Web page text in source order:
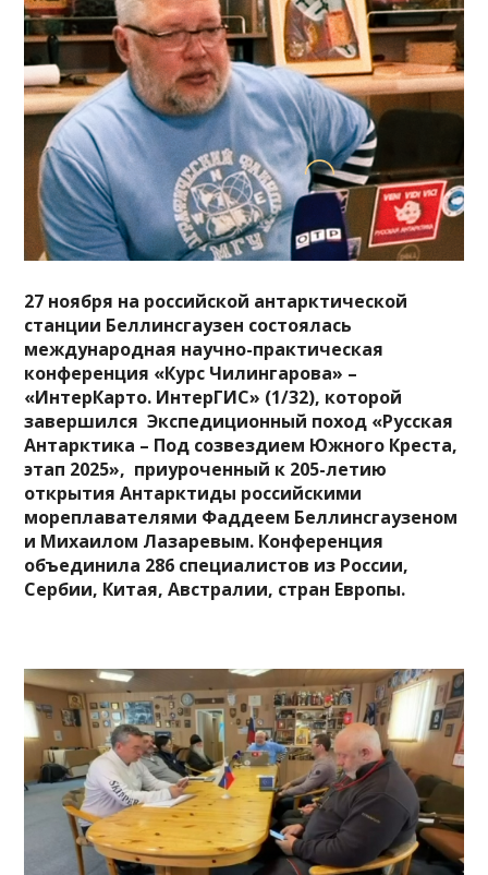
27 ноября на российской антарктической
станции Беллинсгаузен состоялась
международная научно-практическая
конференция «Курс Чилингарова» –
«ИнтерКарто. ИнтерГИС» (1/32), которой
завершился Экспедиционный поход «Русская
Антарктика – Под созвездием Южного Креста,
этап 2025», приуроченный к 205-летию
открытия Антарктиды российскими
мореплавателями Фаддеем Беллинсгаузеном
и Михаилом Лазаревым. Конференция
объединила 286 специалистов из России,
Сербии, Китая, Австралии, стран Европы.